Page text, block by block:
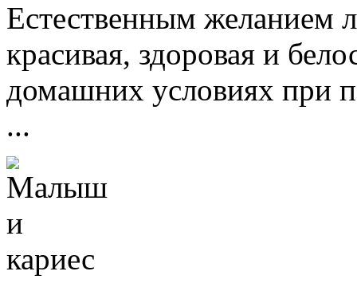
Естественным желанием
красивая, здоровая и
домашних условиях при
...